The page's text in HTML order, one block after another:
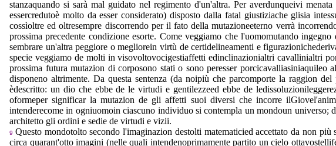
stanzaquando si sarà mal guidato nel regimento d'un'altra. Per averdunqueivi
essercredutoè molto da esser considerato) disposto dalla fatal giustiziache glisia
cossìoltre ed oltresempre discorrendo per il fato della mutazioneeterno verrà
prossima precedente condizione esorte. Come veggiamo che l'uomomutando
sembrare un'altra peggiore o megliorein virtù de certidelineamenti e
specie veggiamo de molti in visovoltovocigestiaffetti edinclinazionialtri cavallinialtri
prossima futura mutazion di corposono stati o sono peresser
disponeno altrimente. Da questa sentenza (da noipiù che parcomporte la raggion
èdescritto: un dio che ebbe de le virtudi e gentilezzeed ebbe de
oformeper significar la mutazion de gli affetti suoi diversi che incorre
intenderecome in ogniuomoin ciascuno individuo si contempla un mondoun
architetto gli ordini e sedie de virtudi e vizii.
9 Questo mondotolto secondo l'imaginazion destolti matematicied accettato da non
circa quarant'otto imagini (nelle quali intendenoprimamente partito un cielo